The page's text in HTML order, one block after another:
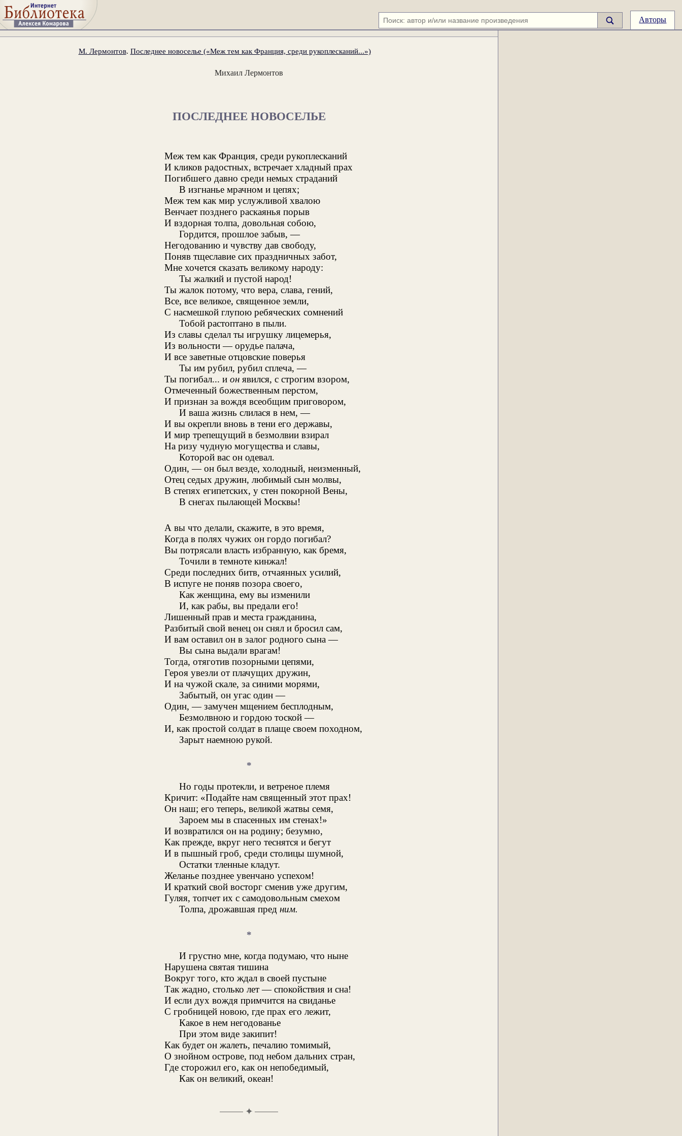
Авторы
М. Лермонтов. Последнее новоселье («Меж тем как Франция, среди рукоплесканий...»)
Михаил Лермонтов
ПОСЛЕДНЕЕ НОВОСЕЛЬЕ
Меж тем как Франция, среди рукоплесканий
И кликов радостных, встречает хладный прах
Погибшего давно среди немых страданий
В изгнанье мрачном и цепях;
Меж тем как мир услужливой хвалою
Венчает позднего раскаянья порыв
И вздорная толпа, довольная собою,
Гордится, прошлое забыв, —
Негодованию и чувству дав свободу,
Поняв тщеславие сих праздничных забот,
Мне хочется сказать великому народу:
Ты жалкий и пустой народ!
Ты жалок потому, что вера, слава, гений,
Все, все великое, священное земли,
С насмешкой глупою ребяческих сомнений
Тобой растоптано в пыли.
Из славы сделал ты игрушку лицемерья,
Из вольности — орудье палача,
И все заветные отцовские поверья
Ты им рубил, рубил сплеча, —
Ты погибал... и онявился, с строгим взором,
Отмеченный божественным перстом,
И признан за вождя всеобщим приговором,
И ваша жизнь слилася в нем, —
И вы окрепли вновь в тени его державы,
И мир трепещущий в безмолвии взирал
На ризу чудную могущества и славы,
Которой вас он одевал.
Один, — он был везде, холодный, неизменный,
Отец седых дружин, любимый сын молвы,
В степях египетских, у стен покорной Вены,
В снегах пылающей Москвы!
А вы что делали, скажите, в это время,
Когда в полях чужих он гордо погибал?
Вы потрясали власть избранную, как бремя,
Точили в темноте кинжал!
Среди последних битв, отчаянных усилий,
В испуге не поняв позора своего,
Как женщина, ему вы изменили
И, как рабы, вы предали его!
Лишенный прав и места гражданина,
Разбитый свой венец он снял и бросил сам,
И вам оставил он в залог родного сына —
Вы сына выдали врагам!
Тогда, отяготив позорными цепями,
Героя увезли от плачущих дружин,
И на чужой скале, за синими морями,
Забытый, он угас один —
Один, — замучен мщением бесплодным,
Безмолвною и гордою тоской —
И, как простой солдат в плаще своем походном,
Зарыт наемною рукой.
*
Но годы протекли, и ветреное племя
Кричит: «Подайте нам священный этот прах!
Он наш; его теперь, великой жатвы семя,
Зароем мы в спасенных им стенах!»
И возвратился он на родину; безумно,
Как прежде, вкруг него теснятся и бегут
И в пышный гроб, среди столицы шумной,
Остатки тленные кладут.
Желанье позднее увенчано успехом!
И краткий свой восторг сменив уже другим,
Гуляя, топчет их с самодовольным смехом
Толпа, дрожавшая пред ним.
*
И грустно мне, когда подумаю, что ныне
Нарушена святая тишина
Вокруг того, кто ждал в своей пустыне
Так жадно, столько лет — спокойствия и сна!
И если дух вождя примчится на свиданье
С гробницей новою, где прах его лежит,
Какое в нем негодованье
При этом виде закипит!
Как будет он жалеть, печалию томимый,
О знойном острове, под небом дальних стран,
Где сторожил его, как он непобедимый,
Как он великий, океан!
✦